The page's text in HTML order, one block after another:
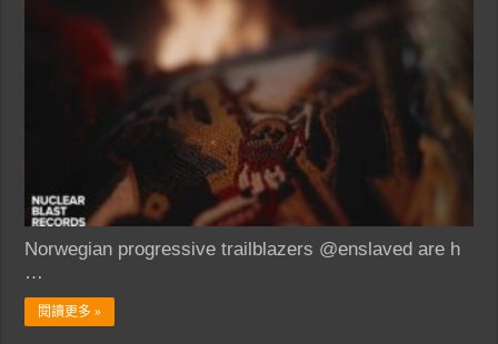
Norwegian progressive trailblazers @enslaved are h
…
閱讀更多 »